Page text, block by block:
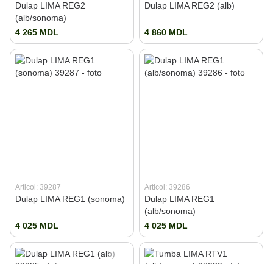
Dulap LIMA REG2
(alb/sonoma)
4 265 MDL
Dulap LIMA REG2 (alb)
4 860 MDL
Articol: 39287
Dulap LIMA REG1 (sonoma)
4 025 MDL
Articol: 39286
Dulap LIMA REG1
(alb/sonoma)
4 025 MDL